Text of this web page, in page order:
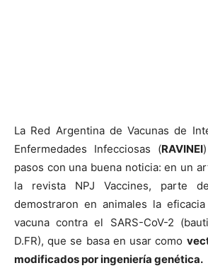
La Red Argentina de Vacunas de
Enfermedades Infecciosas (RAVINEI
pasos con una buena noticia: en un
la revista NPJ Vaccines, parte
demostraron en animales la
vacuna contra el SARS-CoV-2
D.FR), que se basa en usar como
modificados por ingeniería genética.